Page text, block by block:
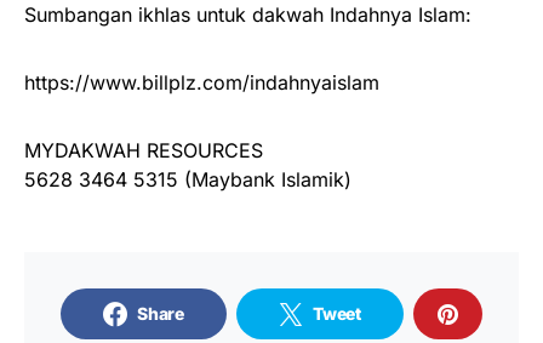
Sumbangan ikhlas untuk dakwah Indahnya Islam:
https://www.billplz.com/indahnyaislam
MYDAKWAH RESOURCES
5628 3464 5315 (Maybank Islamik)
Share Tweet